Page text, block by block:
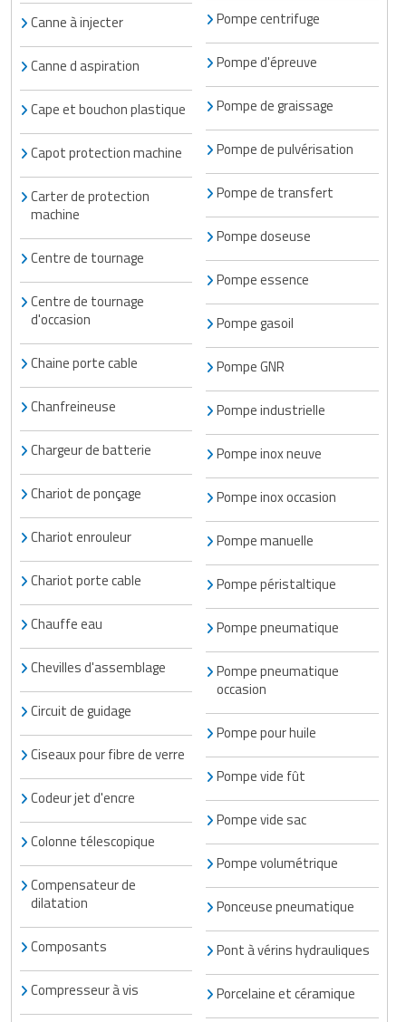
Canne à injecter
Canne d aspiration
Cape et bouchon plastique
Capot protection machine
Carter de protection
machine
Centre de tournage
Centre de tournage
d'occasion
Chaine porte cable
Chanfreineuse
Chargeur de batterie
Chariot de ponçage
Chariot enrouleur
Chariot porte cable
Chauffe eau
Chevilles d'assemblage
Circuit de guidage
Ciseaux pour fibre de verre
Codeur jet d'encre
Colonne télescopique
Compensateur de
dilatation
Composants
Compresseur à vis
Pompe centrifuge
Pompe d'épreuve
Pompe de graissage
Pompe de pulvérisation
Pompe de transfert
Pompe doseuse
Pompe essence
Pompe gasoil
Pompe GNR
Pompe industrielle
Pompe inox neuve
Pompe inox occasion
Pompe manuelle
Pompe péristaltique
Pompe pneumatique
Pompe pneumatique
occasion
Pompe pour huile
Pompe vide fût
Pompe vide sac
Pompe volumétrique
Ponceuse pneumatique
Pont à vérins hydrauliques
Porcelaine et céramique